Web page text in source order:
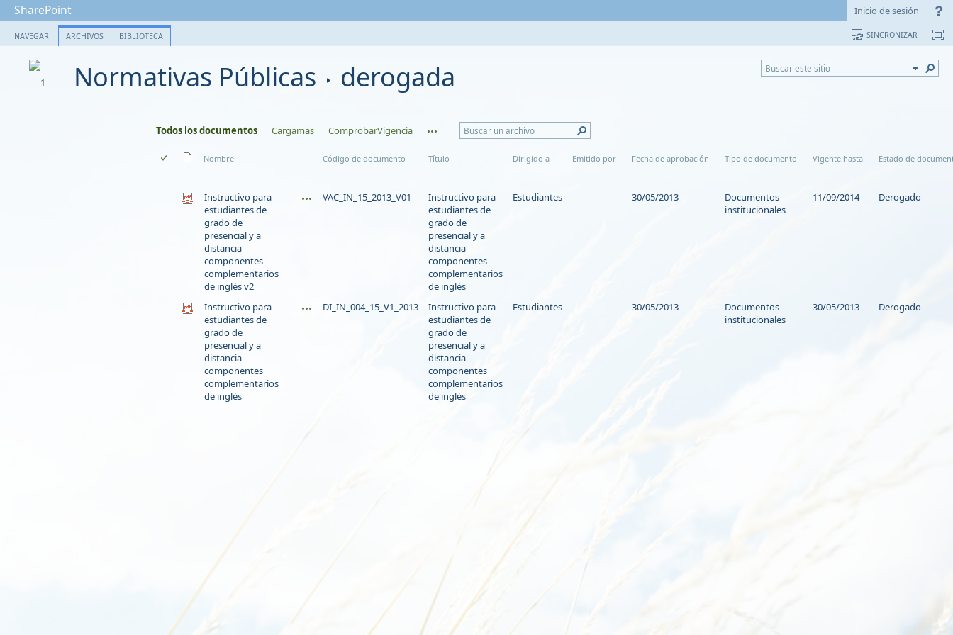
SharePoint Inicio de sesión
NAVEGAR ARCHIVOS BIBLIOTECA SINCRONIZAR
Normativas Públicas derogada
Todos los documentos Cargamas ComprobarVigencia
Nombre Código de documento Título Dirigido a Emitido por Fecha de aprobación Tipo de documento Vigente hasta Estado de
Instructivo para
estudiantes de
grado de
presencial y a
distancia
componentes
complementarios
de inglés v2
VAC_IN_15_2013_V01
Instructivo para
estudiantes de
grado de
presencial y a
distancia
componentes
complementarios
de inglés
Estudiantes 30/05/2013
Documentos
institucionales
11/09/2014 Derogado
Instructivo para
estudiantes de
grado de
presencial y a
distancia
componentes
complementarios
de inglés
DI_IN_004_15_V1_2013
Instructivo para
estudiantes de
grado de
presencial y a
distancia
componentes
complementarios
de inglés
Estudiantes 30/05/2013
Documentos
institucionales
30/05/2013 Derogado